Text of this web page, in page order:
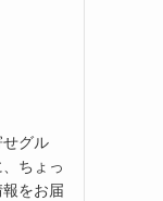
グル
ちょっ
をお届